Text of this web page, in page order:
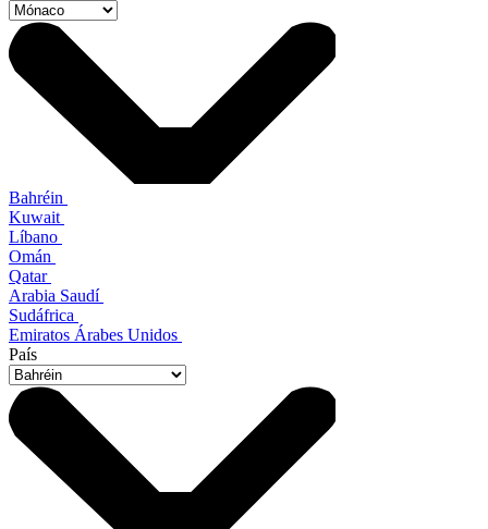
Bahréin
Kuwait
Líbano
Omán
Qatar
Arabia Saudí
Sudáfrica
Emiratos Árabes Unidos
País